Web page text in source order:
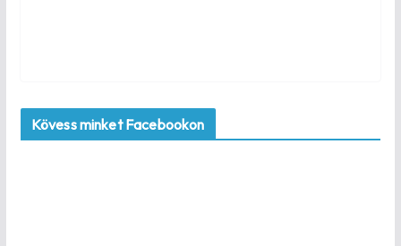
Kövess minket Facebookon